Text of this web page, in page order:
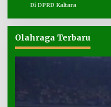
Di DPRD Kaltara
Olahraga Terbaru